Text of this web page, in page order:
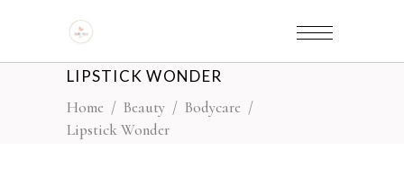
LIPSTICK WONDER
Home / Beauty / Bodycare /
Lipstick Wonder